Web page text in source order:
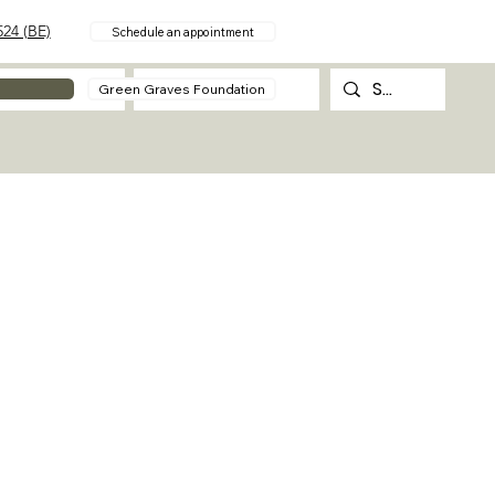
(BE) Schedule an appointment
Contact
Green Graves Foundation